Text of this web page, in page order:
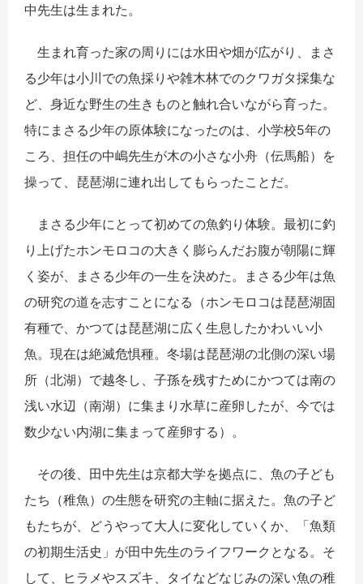
中先生は生まれた。
生まれ育った家の周りには水田や畑が広がり、まさ
る少年は小川での魚採りや雑木林でのクワガタ採集な
ど、身近な野生の生きものと触れ合いながら育った。
特にまさる少年の原体験になったのは、小学校5年の
ころ、担任の中嶋先生が木の小さな小舟（伝馬船）を
操って、琵琶湖に連れ出してもらったことだ。
まさる少年にとって初めての魚釣り体験。最初に釣
り上げたホンモロコの大きく膨らんだお腹が朝陽に輝
く姿が、まさる少年の一生を決めた。まさる少年は魚
の研究の道を志すことになる（ホンモロコは琵琶湖固
有種で、かつては琵琶湖に広く生息したかわいい小
魚。現在は絶滅危惧種。冬場は琵琶湖の北側の深い場
所（北湖）で越冬し、子孫を残すためにかつては南の
浅い水辺（南湖）に集まり水草に産卵したが、今では
数少ない内湖に集まって産卵する）。
その後、田中先生は京都大学を拠点に、魚の子ども
たち（稚魚）の生態を研究の主軸に据えた。魚の子ど
もたちが、どうやって大人に変化していくか、「魚類
の初期生活史」が田中先生のライフワークとなる。そ
して、ヒラメやスズキ、タイなどなじみの深い魚の稚